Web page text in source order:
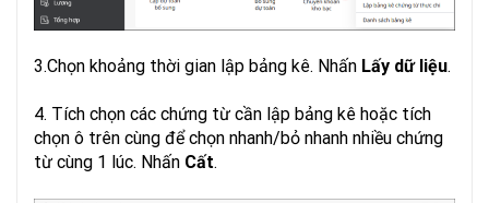
3.Chọn khoảng thời gian lập bảng kê. Nhấn Lấy dữ liệu.
4. Tích chọn các chứng từ cần lập bảng kê hoặc tích
chọn ô trên cùng để chọn nhanh/bỏ nhanh nhiều chứng
từ cùng 1 lúc. Nhấn Cất.